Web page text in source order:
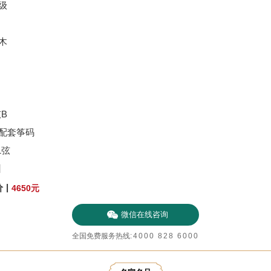
套筝码
| 4650元
微信在线咨询
全国免费服务热线:4000 828 6000